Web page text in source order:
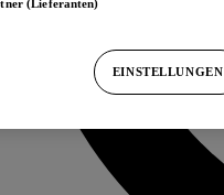
(Lieferanten)
EINSTELLUNGEN